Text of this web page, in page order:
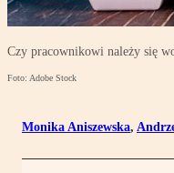
Czy pracownikowi należy się
Foto: Adobe Stock
Monika Aniszewska,